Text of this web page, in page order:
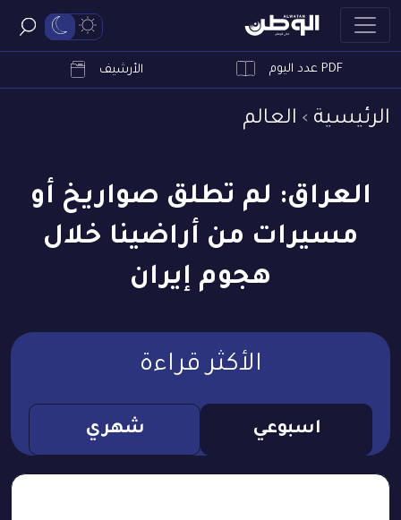
PDF عدد اليوم الأرشيف
الرئيسية العالم
العراق: لم تطلق صواريخ أو
مسيرات من أراضينا خلال
هجوم إيران
الأكثر قراءة
اسبوعي شهري